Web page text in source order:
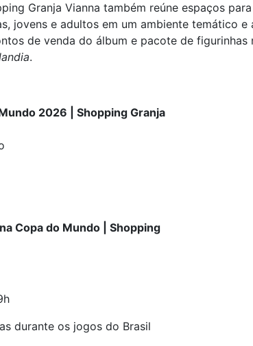
Granja Vianna também reúne espaços
jovens e adultos em um ambiente temático
de venda do álbum e pacote de figurinhas
.
2026 | Shopping Granja
Copa do Mundo | Shopping
durante os jogos do Brasil